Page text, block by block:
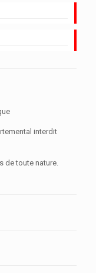
interdit
de toute nature.